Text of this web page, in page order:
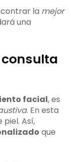
la mejor
una
facial, es
. En esta
Así,
que